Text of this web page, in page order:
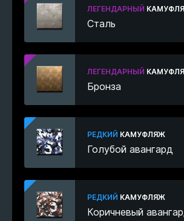
ЛЕГЕНДАРНЫЙ
Сталь
ЛЕГЕНДАРНЫЙ
Бронза
РЕДКИЙ КАМУФЛЯЖ
Голубой авангард
РЕДКИЙ КАМУФЛЯЖ
Коричневый